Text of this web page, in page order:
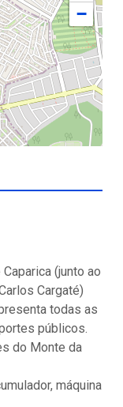
−
(junto ao
Cargaté)
todas as
públicos.
do Monte da
máquina